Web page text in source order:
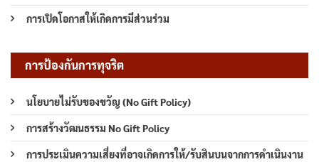
การเปิดโอกาสให้เกิดการมีส่วนร่วม
การป้องกันการทุจริต
นโยบายไม่รับของขวัญ (No Gift Policy)
การสร้างวัฒนธรรม No Gift Policy
การประเมินความเสี่ยงที่อาจเกิดการให้/รับสินบนจากการดำเนินงาน